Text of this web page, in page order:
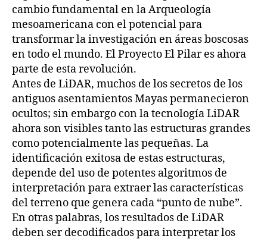
cambio fundamental en la Arqueología
mesoamericana con el potencial para
transformar la investigación en áreas boscosas
en todo el mundo. El Proyecto El Pilar es ahora
parte de esta revolución.
Antes de LiDAR, muchos de los secretos de los
antiguos asentamientos Mayas permanecieron
ocultos; sin embargo con la tecnología LiDAR
ahora son visibles tanto las estructuras grandes
como potencialmente las pequeñas. La
identificación exitosa de estas estructuras,
depende del uso de potentes algoritmos de
interpretación para extraer las características
del terreno que genera cada “punto de nube”.
En otras palabras, los resultados de LiDAR
deben ser decodificados para interpretar los